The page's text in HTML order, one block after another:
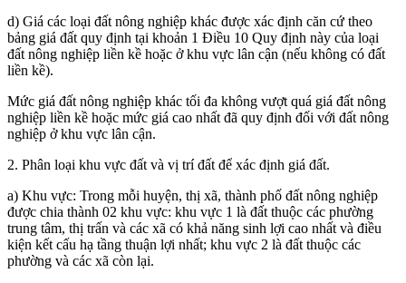
d) Giá các loại đất nông nghiệp khác được xác định căn cứ theo
bảng giá đất quy định tại khoản 1 Điều 10 Quy định này của loại
đất nông nghiệp liền kề hoặc ở khu vực lân cận (nếu không có đất
liền kề).
Mức giá đất nông nghiệp khác tối đa không vượt quá giá đất nông
nghiệp liền kề hoặc mức giá cao nhất đã quy định đối với đất nông
nghiệp ở khu vực lân cận.
2. Phân loại khu vực đất và vị trí đất để xác định giá đất.
a) Khu vực: Trong mỗi huyện, thị xã, thành phố đất nông nghiệp
được chia thành 02 khu vực: khu vực 1 là đất thuộc các phường
trung tâm, thị trấn và các xã có khả năng sinh lợi cao nhất và điều
kiện kết cấu hạ tầng thuận lợi nhất; khu vực 2 là đất thuộc các
phường và các xã còn lại.